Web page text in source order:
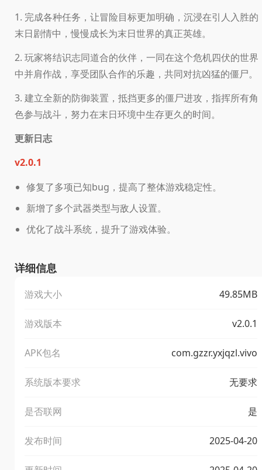
1. 完成各种任务，让冒险目标更加明确，沉浸在引人入胜的
末日剧情中，慢慢成长为末日世界的真正英雄。
2. 玩家将结识志同道合的伙伴，一同在这个危机四伏的世界
中并肩作战，享受团队合作的乐趣，共同对抗凶猛的僵尸。
3. 建立全新的防御装置，抵挡更多的僵尸进攻，指挥所有角
色参与战斗，努力在末日环境中生存更久的时间。
更新日志
v2.0.1
修复了多项已知bug，提高了整体游戏稳定性。
新增了多个武器类型与敌人设置。
优化了战斗系统，提升了游戏体验。
详细信息
游戏大小 49.85MB
游戏版本 v2.0.1
APK包名 com.gzzr.yxjqzl.vivo
系统版本要求 无要求
是否联网 是
发布时间 2025-04-20